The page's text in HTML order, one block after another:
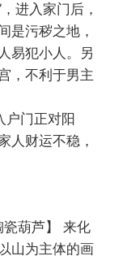
进入家门后，
是污秽之地，
易犯小人。另
，不利于男主
户门正对阳
人财运不稳，
瓷葫芦】 来化
山为主体的画